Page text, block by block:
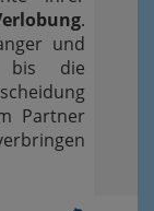
.
und
bis die
Partner